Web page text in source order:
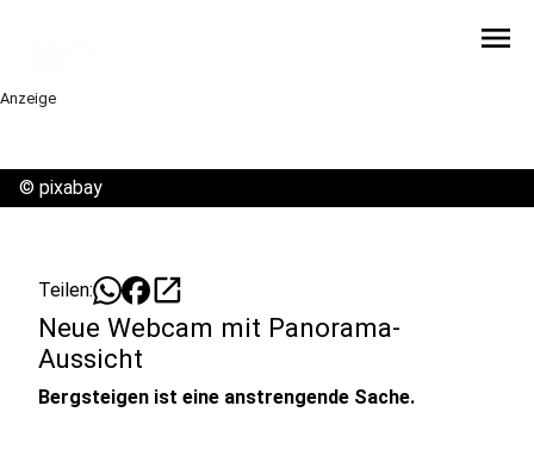
menu
Anzeige
© pixabay
Teilen: open_in_new
Neue Webcam mit Panorama-
Aussicht
Bergsteigen ist eine anstrengende Sache.